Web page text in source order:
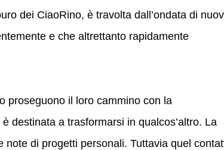
dei CiaoRino, è travolta dall’ondata di
e che altrettanto rapidamente
proseguono il loro cammino con la
destinata a trasformarsi in qualcos’altro. La
di progetti personali. Tuttavia quel